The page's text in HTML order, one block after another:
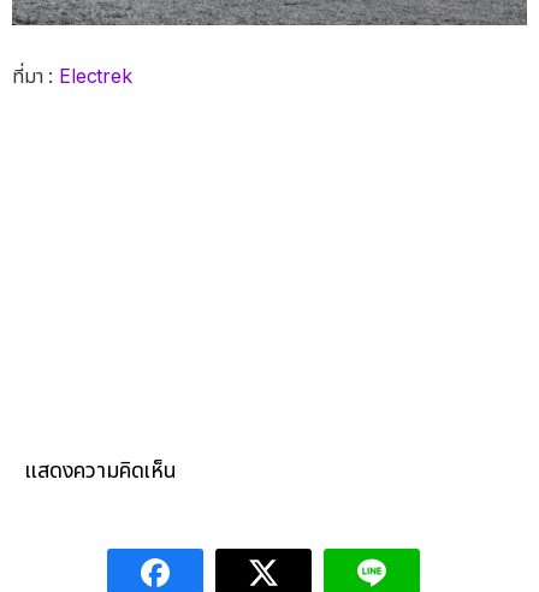
ที่มา : Electrek
แสดงความคิดเห็น